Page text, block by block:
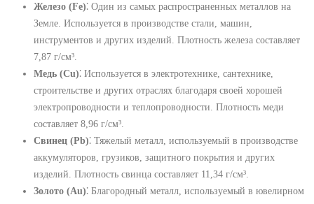
Железо (Fe)⁚ Один из самых распространенных металлов на
Земле. Используется в производстве стали, машин,
инструментов и других изделий. Плотность железа составляет
7,87 г/см³.
Медь (Cu)⁚ Используется в электротехнике, сантехнике,
строительстве и других отраслях благодаря своей хорошей
электропроводности и теплопроводности. Плотность меди
составляет 8,96 г/см³.
Свинец (Pb)⁚ Тяжелый металл, используемый в производстве
аккумуляторов, грузиков, защитного покрытия и других
изделий. Плотность свинца составляет 11,34 г/см³.
Золото (Au)⁚ Благородный металл, используемый в ювелирном